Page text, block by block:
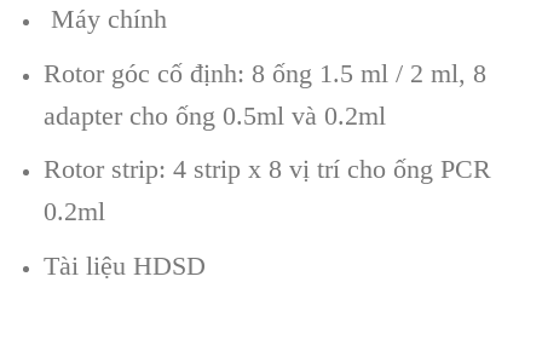
Máy chính
Rotor góc cố định: 8 ống 1.5 ml / 2 ml, 8
adapter cho ống 0.5ml và 0.2ml
Rotor strip: 4 strip x 8 vị trí cho ống PCR
0.2ml
Tài liệu HDSD